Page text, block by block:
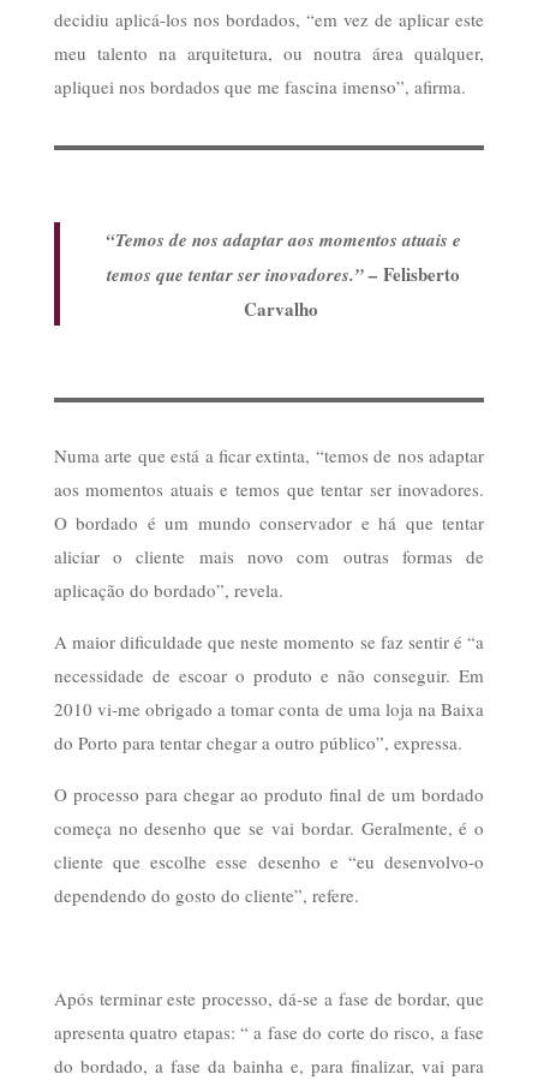
decidiu aplicá-los nos bordados, “em vez de aplicar este
meu talento na arquitetura, ou noutra área qualquer,
apliquei nos bordados que me fascina imenso”, afirma.
“Temos de nos adaptar aos momentos atuais e
temos que tentar ser inovadores.” –Felisberto
Carvalho
Numa arte que está a ficar extinta, “temos de nos adaptar
aos momentos atuais e temos que tentar ser inovadores.
O bordado é um mundo conservador e há que tentar
aliciar o cliente mais novo com outras formas de
aplicação do bordado”, revela.
A maior dificuldade que neste momento se faz sentir é “a
necessidade de escoar o produto e não conseguir. Em
2010 vi-me obrigado a tomar conta de uma loja na Baixa
do Porto para tentar chegar a outro público”, expressa.
O processo para chegar ao produto final de um bordado
começa no desenho que se vai bordar. Geralmente, é o
cliente que escolhe esse desenho e “eu desenvolvo-o
dependendo do gosto do cliente”, refere.
Após terminar este processo, dá-se a fase de bordar, que
apresenta quatro etapas: “ a fase do corte do risco, a fase
do bordado, a fase da bainha e, para finalizar, vai para